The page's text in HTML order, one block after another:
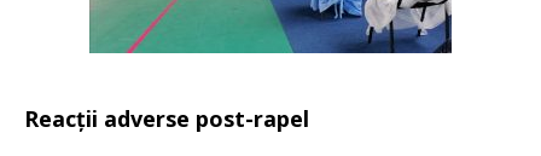
Reacții adverse post-rapel